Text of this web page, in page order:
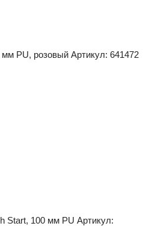
PU, розовый Артикул: 641472
Start, 100 мм PU Артикул: